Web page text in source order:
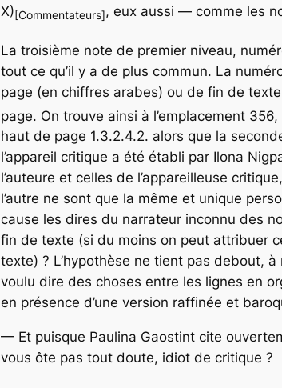
X) [Commentateurs], eux aussi — comme les
La troisième note de premier niveau,
tout ce qu’il y a de plus commun. La
page (en chiffres arabes) ou de fin de
page. On trouve ainsi à l’emplacement
haut de page 1.3.2.4.2. alors que la
l’appareil critique a été établi par Ilona
l’auteure et celles de l’appareilleuse
l’autre ne sont que la même et unique
cause les dires du narrateur inconnu des
fin de texte (si du moins on peut attribuer
texte) ? L’hypothèse ne tient pas debout,
voulu dire des choses entre les lignes en
en présence d’une version raffinée et
— Et puisque Paulina Gaostint cite
vous ôte pas tout doute, idiot de critique ?